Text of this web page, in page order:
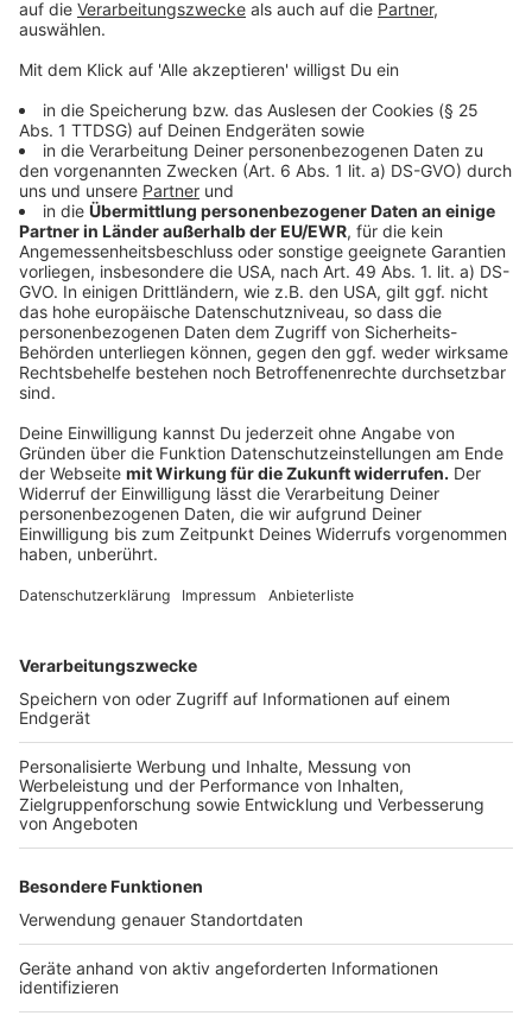
• Ausstellung von Führungszeugnissen und
Gewerbezentralregisterauszügen
• Ausstellung von UB-Scheinen
(Untersuchungsberechtigungsscheine)
• Beglaubigungen von Dokumenten
Anzeige
Terminbuchung ab sofort möglich
Anzeige
Wer das Angebot des mobilen Bürgerbüros in Opladen,
Rheindorf oder Schlebusch in Anspruch nehmen
möchten, muss zuvor telefonisch einen festen Termin
vereinbaren. Die Terminbuchung für einen Besuch
ist ab dem 3. Januar von Montag bis Donnerstag
Telefonnummer 0214 - 406-3456 möglich.
Anzeige
Weitere Meldungen aus Leverkusen
Anzeige
Schull- und Veedelszoch in Schlebusch kann
stattfinden
Personalmangel in der Leverkusener Stadtverwaltung